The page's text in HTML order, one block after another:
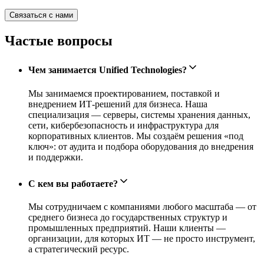
Связаться с нами
Частые вопросы
Чем занимается Unified Technologies?
Мы занимаемся проектированием, поставкой и
внедрением ИТ-решений для бизнеса. Наша
специализация — серверы, системы хранения данных,
сети, кибербезопасность и инфраструктура для
корпоративных клиентов. Мы создаём решения «под
ключ»: от аудита и подбора оборудования до внедрения
и поддержки.
С кем вы работаете?
Мы сотрудничаем с компаниями любого масштаба — от
среднего бизнеса до государственных структур и
промышленных предприятий. Наши клиенты —
организации, для которых ИТ — не просто инструмент,
а стратегический ресурс.